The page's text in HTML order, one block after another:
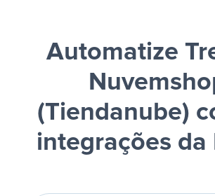
Automatize
(Tiendanube)
integrações da